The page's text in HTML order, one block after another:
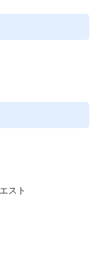
合格者には合格一
」やその他英
を支給し、社員
おります。
、有給休暇取得を
す。
おり、徹底した
なりますが、全
ックス）
スト